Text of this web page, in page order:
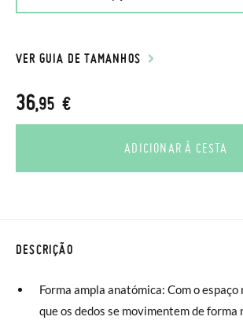
VER GUIA DE TAMANHOS
36,95 €
ADICIONAR À CESTA
DESCRIÇÃO
Forma ampla anatómica: Com o
que os dedos se movimentem de forma